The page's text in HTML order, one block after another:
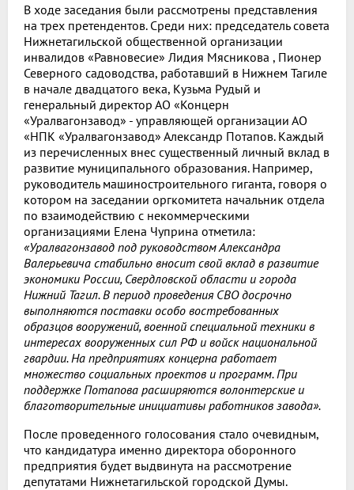
В ходе заседания были рассмотрены представления
на трех претендентов. Среди них: председатель совета
Нижнетагильской общественной организации
инвалидов «Равновесие» Лидия Мясникова , Пионер
Северного садоводства, работавший в Нижнем Тагиле
в начале двадцатого века, Кузьма Рудый и
генеральный директор АО «Концерн
«Уралвагонзавод» - управляющей организации АО
«НПК «Уралвагонзавод» Александр Потапов. Каждый
из перечисленных внес существенный личный вклад в
развитие муниципального образования. Например,
руководитель машиностроительного гиганта, говоря о
котором на заседании оргкомитета начальник отдела
по взаимодействию с некоммерческими
организациями Елена Чуприна отметила:
«Уралвагонзавод под руководством Александра
Валерьевича стабильно вносит свой вклад в развитие
экономики России, Свердловской области и города
Нижний Тагил. В период проведения СВО досрочно
выполняются поставки особо востребованных
образцов вооружений, военной специальной техники в
интересах вооруженных сил РФ и войск национальной
гвардии. На предприятиях концерна работает
множество социальных проектов и программ. При
поддержке Потапова расширяются волонтерские и
благотворительные инициативы работников завода».
После проведенного голосования стало очевидным,
что кандидатура именно директора оборонного
предприятия будет выдвинута на рассмотрение
депутатами Нижнетагильской городской Думы.